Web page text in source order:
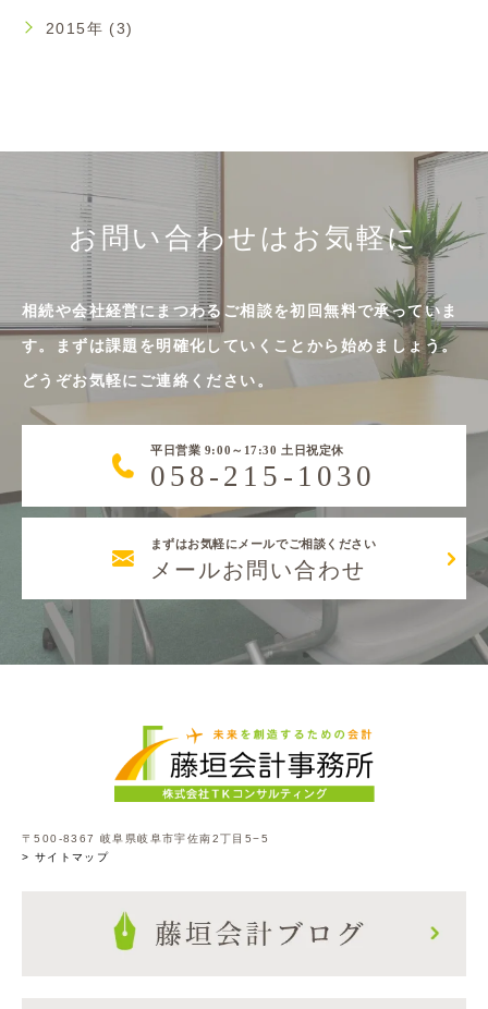
2015年 (3)
お問い合わせはお気軽に
相続や会社経営にまつわるご相談を初回無料で承っていま
す。まずは課題を明確化していくことから始めましょう。
どうぞお気軽にご連絡ください。
平日営業 9:00～17:30 土日祝定休
058-215-1030
まずはお気軽にメールでご相談ください
メールお問い合わせ
〒500-8367 岐阜県岐阜市宇佐南2丁目5−5
> サイトマップ